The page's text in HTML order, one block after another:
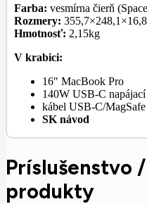
Farba: vesmírna čierň
Rozmery:
Hmotnosť: 2,15kg
V krabici:
16″ MacBook Pro
140W USB-C napájací
kábel USB-C/
SK návod
Príslušenstvo
produkty